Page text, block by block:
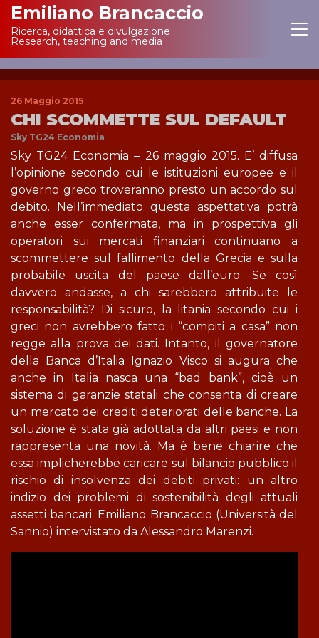
Main Navigation
Emiliano Brancaccio
Ricerca, didattica e divulgazione
Research, teaching and media
26 Maggio 2015
CHI SCOMMETTE SUL DEFAULT
Sky TG24 Economia
Sky TG24 Economia – 26 maggio 2015. E’ diffusa
l’opinione secondo cui le istituzioni europee e il
governo greco troveranno presto un accordo sul
debito. Nell’immediato questa aspettativa potrà
anche esser confermata, ma in prospettiva gli
operatori sui mercati finanziari continuano a
scommettere sul fallimento della Grecia e sulla
probabile uscita del paese dall’euro. Se così
davvero andasse, a chi sarebbero attribuite le
responsabilità? Di sicuro, la litania secondo cui i
greci non avrebbero fatto i “compiti a casa” non
regge alla prova dei dati. Intanto, il governatore
della Banca d’Italia Ignazio Visco si augura che
anche in Italia nasca una “bad bank”, cioè un
sistema di garanzie statali che consenta di creare
un mercato dei crediti deteriorati delle banche. La
soluzione è stata già adottata da altri paesi e non
rappresenta una novità. Ma è bene chiarire che
essa implicherebbe caricare sul bilancio pubblico il
rischio di insolvenza dei debiti privati: un altro
indizio dei problemi di sostenibilità degli attuali
assetti bancari. Emiliano Brancaccio (Università del
Sannio) intervistato da Alessandro Marenzi.